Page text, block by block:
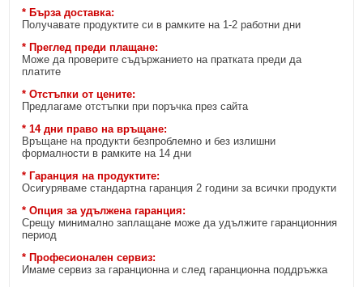
* Бърза доставка:
Получавате продуктите си в рамките на 1-2 работни дни
* Преглед преди плащане:
Може да проверите съдържанието на пратката преди да
платите
* Отстъпки от цените:
Предлагаме отстъпки при поръчка през сайта
* 14 дни право на връщане:
Връщане на продукти безпроблемно и без излишни
формалности в рамките на 14 дни
* Гаранция на продуктите:
Осигуряваме стандартна гаранция 2 години за всички продукти
* Опция за удължена гаранция:
Срещу минимално заплащане може да удължите гаранционния
период
* Професионален сервиз:
Имаме сервиз за гаранционна и след гаранционна поддръжка